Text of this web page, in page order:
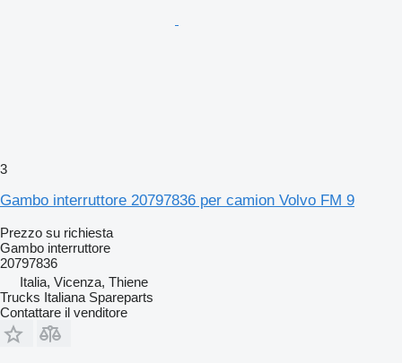
3
Gambo interruttore 20797836 per camion Volvo FM 9
Prezzo su richiesta
Gambo interruttore
20797836
Italia, Vicenza, Thiene
Trucks Italiana Spareparts
Contattare il venditore